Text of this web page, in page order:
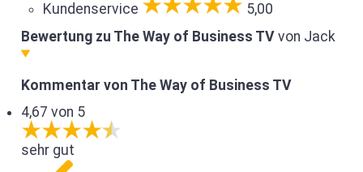
Kundenservice
5,00
Bewertung zu The Way of Business TVvon Jack
Kommentar von The Way of Business TV
4,67 von 5
sehr gut